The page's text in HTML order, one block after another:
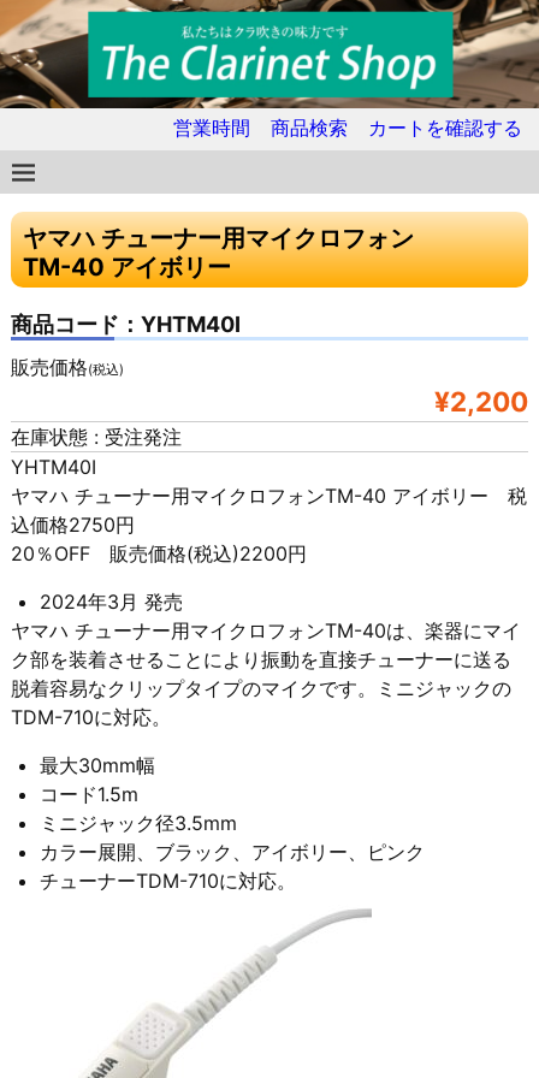
営業時間 商品検索 カートを確認する
ヤマハ チューナー用マイクロフォン
TM-40 アイボリー
商品コード：YHTM40I
販売価格(税込)
¥2,200
在庫状態 : 受注発注
YHTM40I
ヤマハ チューナー用マイクロフォンTM-40 アイボリー 税
込価格2750円
20％OFF 販売価格(税込)2200円
2024年3月 発売
ヤマハ チューナー用マイクロフォンTM-40は、楽器にマイ
ク部を装着させることにより振動を直接チューナーに送る
脱着容易なクリップタイプのマイクです。ミニジャックの
TDM-710に対応。
最大30mm幅
コード1.5m
ミニジャック径3.5mm
カラー展開、ブラック、アイボリー、ピンク
チューナーTDM-710に対応。